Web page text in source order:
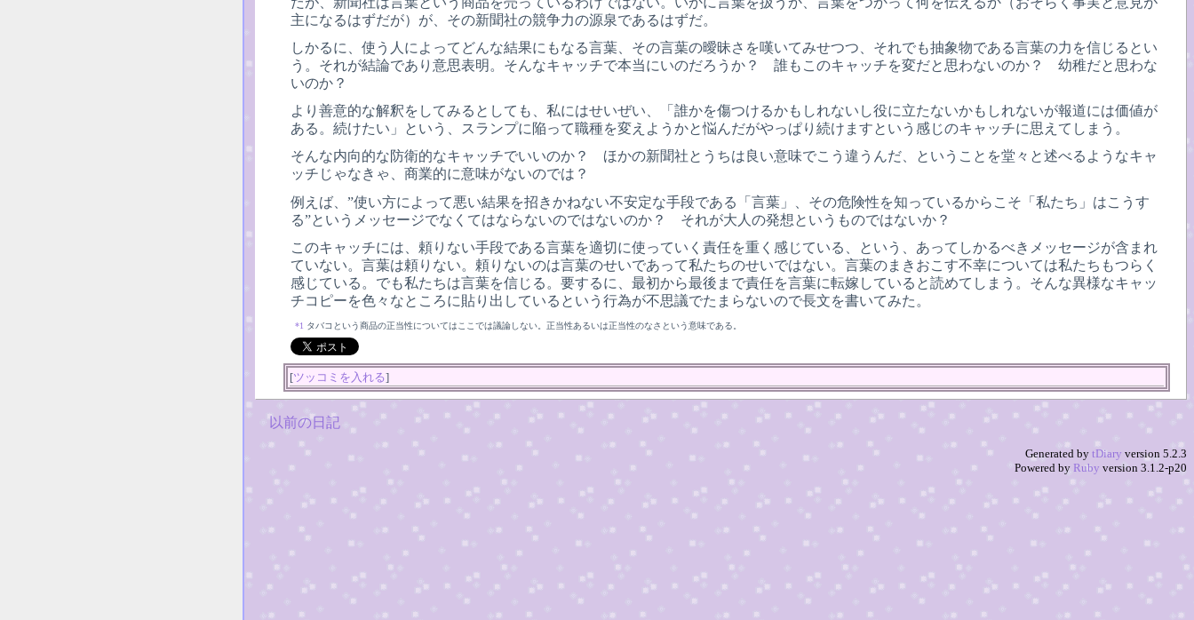
主になるはずだが）が、その新聞社の競争力の源泉であるはずだ。
しかるに、使う人によってどんな結果にもなる言葉、その言葉の曖昧さを嘆いてみせつつ、それでも抽象物である言葉の力を信じるとい
う。それが結論であり意思表明。そんなキャッチで本当にいのだろうか？ 誰もこのキャッチを変だと思わないのか？ 幼稚だと思わな
いのか？
より善意的な解釈をしてみるとしても、私にはせいぜい、「誰かを傷つけるかもしれないし役に立たないかもしれないが報道には価値が
ある。続けたい」という、スランプに陥って職種を変えようかと悩んだがやっぱり続けますという感じのキャッチに思えてしまう。
そんな内向的な防衛的なキャッチでいいのか？ ほかの新聞社とうちは良い意味でこう違うんだ、ということを堂々と述べるようなキャ
ッチじゃなきゃ、商業的に意味がないのでは？
例えば、”使い方によって悪い結果を招きかねない不安定な手段である「言葉」、その危険性を知っているからこそ「私たち」はこうす
る”というメッセージでなくてはならないのではないのか？ それが大人の発想というものではないか？
このキャッチには、頼りない手段である言葉を適切に使っていく責任を重く感じている、という、あってしかるべきメッセージが含まれ
ていない。言葉は頼りない。頼りないのは言葉のせいであって私たちのせいではない。言葉のまきおこす不幸については私たちもつらく
感じている。でも私たちは言葉を信じる。要するに、最初から最後まで責任を言葉に転嫁していると読めてしまう。そんな異様なキャッ
チコピーを色々なところに貼り出しているという行為が不思議でたまらないので長文を書いてみた。
*1 タバコという商品の正当性についてはここでは議論しない。正当性あるいは正当性のなさという意味である。
[ツッコミを入れる]
以前の日記
Generated by tDiary version 5.2.3
Powered by Ruby version 3.1.2-p20